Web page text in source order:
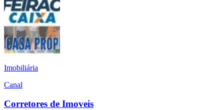
Imobiliária
Canal
Corretores de Imoveis